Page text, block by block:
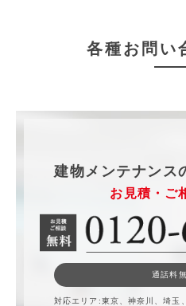
各種お問い
建物メンテナンス
お見積・ご
通話料
対応エリア 東京、神奈川、埼玉